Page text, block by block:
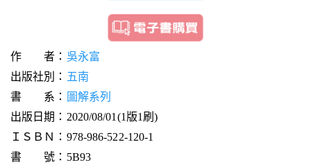
作 者： 吳永富
出版社別： 五南
書 系： 圖解系列
出版日期：2020/08/01(1版1刷)
ＩＳＢＮ：978-986-522-120-1
書 號：5B93